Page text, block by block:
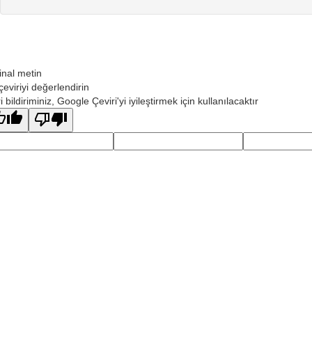
metin
değerlendirin
bildiriminiz, Google Çeviri'yi iyileştirmek için kullanılacaktır